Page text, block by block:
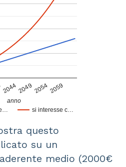
si interesse c…
20442049 20542059
anno
questo
su un
medio (2000€